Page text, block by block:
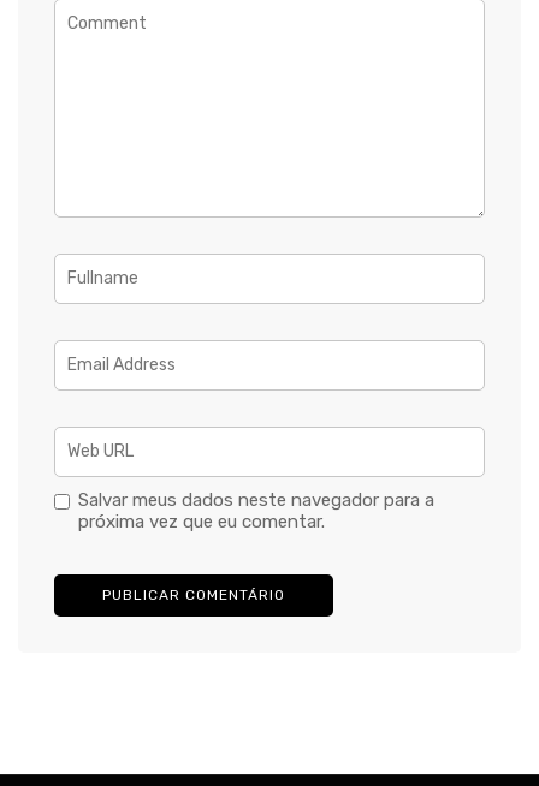
Salvar meus dados neste navegador para a
próxima vez que eu comentar.